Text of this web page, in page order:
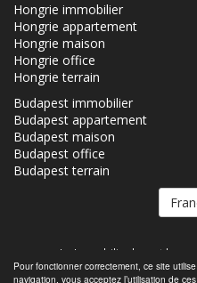
Pour fonctionner correctement, ce site
navigation, vous acceptez l’utilisation de
Hongrie immobilier
Hongrie appartement
Hongrie maison
Hongrie office
Hongrie terrain
Budapest immobilier
Budapest appartement
Budapest maison
Budapest office
Budapest terrain
Le Immobilier.hu est le
Immobiliers á vendre en Hongrie